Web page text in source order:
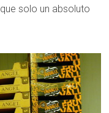
solo un absoluto